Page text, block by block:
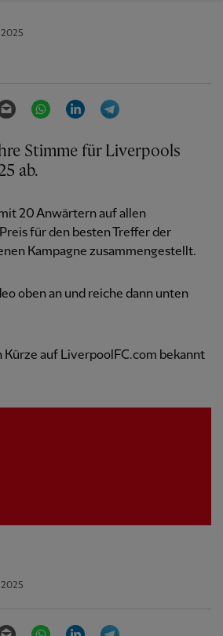
2025
Email WhatsAppLinkedIn
Stimme für Liverpools
ab.
20 Anwärtern auf allen
für den besten Treffer der
Kampagne zusammengestellt.
oben an und reiche dann unten
Kürze auf LiverpoolFC.com bekannt
2025
Email WhatsAppLinkedIn